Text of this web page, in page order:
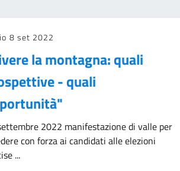
8 set 2022
la montagna: quali
- quali
2022 manifestazione di valle per
con forza ai candidati alle elezioni
...